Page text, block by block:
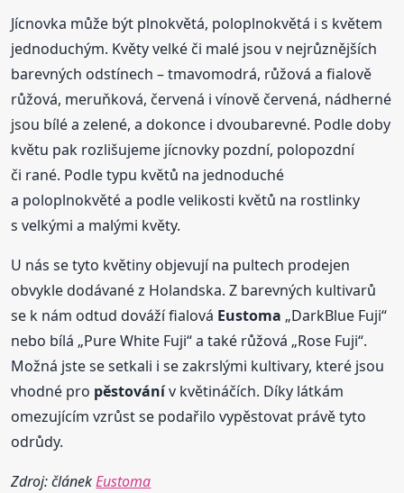
Jícnovka může být plnokvětá, poloplnokvětá i s květem
jednoduchým. Květy velké či malé jsou v nejrůznějších
barevných odstínech – tmavomodrá, růžová a fialově
růžová, meruňková, červená i vínově červená, nádherné
jsou bílé a zelené, a dokonce i dvoubarevné. Podle doby
květu pak rozlišujeme jícnovky pozdní, polopozdní
či rané. Podle typu květů na jednoduché
a poloplnokvěté a podle velikosti květů na rostlinky
s velkými a malými květy.
U nás se tyto květiny objevují na pultech prodejen
obvykle dodávané z Holandska. Z barevných kultivarů
se k nám odtud dováží fialová Eustoma „DarkBlue Fuji“
nebo bílá „Pure White Fuji“ a také růžová „Rose Fuji“.
Možná jste se setkali i se zakrslými kultivary, které jsou
vhodné pro pěstovánív květináčích. Díky látkám
omezujícím vzrůst se podařilo vypěstovat právě tyto
odrůdy.
Zdroj: článekEustoma